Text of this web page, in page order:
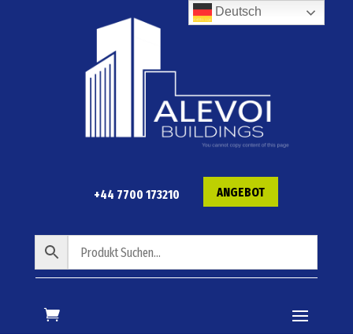
+44 7700 173210 ANGEBOT
Deutsch